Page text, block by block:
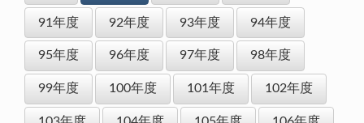
91年度 92年度 93年度 94年度
95年度 96年度 97年度 98年度
99年度 100年度 101年度 102年度